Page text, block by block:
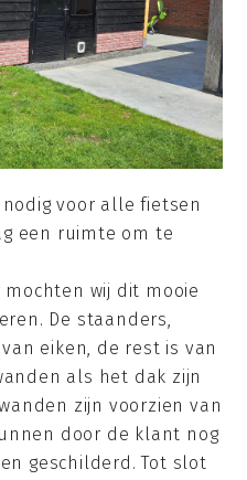
voor alle fietsen
een ruimte om te
wij dit mooie
De staanders,
eiken, de rest is van
als het dak zijn
zijn voorzien van
door de klant nog
geschilderd. Tot slot